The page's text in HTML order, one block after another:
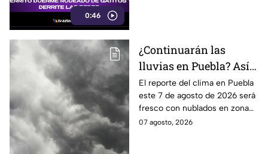
0:46
¿Continuarán las
lluvias en Puebla? Así
el clima este 7 de
agosto de 2026
El reporte del clima en Puebla
este 7 de agosto de 2026 será
fresco con nublados en zona
centro y norte, mientras que al
07 agosto, 2026